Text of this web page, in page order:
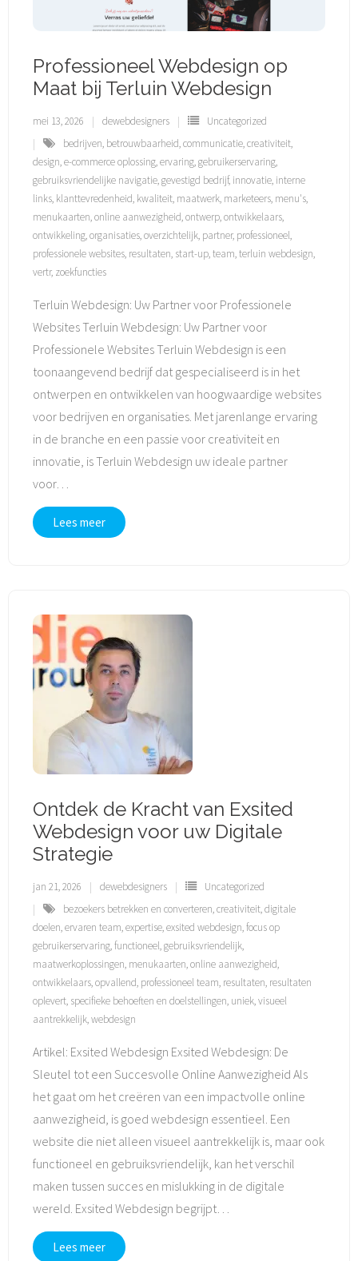
Professioneel Webdesign op
Maat bij Terluin Webdesign
mei 13, 2026 dewebdesigners
Uncategorized
bedrijven, betrouwbaarheid,communicatie,creativiteit,
design,e-commerce oplossing,ervaring,gebruikerservaring,
gebruiksvriendelijke navigatie,gevestigd bedrijf, innovatie, interne
links, klanttevredenheid, kwaliteit, maatwerk, marketeers, menu's,
menukaarten,online aanwezigheid,ontwerp,ontwikkelaars,
ontwikkeling,organisaties,overzichtelijk, partner, professioneel,
professionele websites, resultaten, start-up,team,terluin webdesign,
vertr, zoekfuncties
Terluin Webdesign: Uw Partner voor Professionele
Websites Terluin Webdesign: Uw Partner voor
Professionele Websites Terluin Webdesign is een
toonaangevend bedrijf dat gespecialiseerd is in het
ontwerpen en ontwikkelen van hoogwaardige websites
voor bedrijven en organisaties. Met jarenlange ervaring
in de branche en een passie voor creativiteit en
innovatie, is Terluin Webdesign uw ideale partner
voor…
Lees meer
Ontdek de Kracht van Exsited
Webdesign voor uw Digitale
Strategie
jan 21, 2026 dewebdesigners
Uncategorized
bezoekers betrekken en converteren,creativiteit,digitale
doelen,ervaren team,expertise,exsited webdesign,focus op
gebruikerservaring,functioneel,gebruiksvriendelijk,
maatwerkoplossingen, menukaarten,online aanwezigheid,
ontwikkelaars,opvallend, professioneel team, resultaten, resultaten
oplevert, specifieke behoeften en doelstellingen, uniek,visueel
aantrekkelijk,webdesign
Artikel: Exsited Webdesign Exsited Webdesign: De
Sleutel tot een Succesvolle Online Aanwezigheid Als
het gaat om het creëren van een impactvolle online
aanwezigheid, is goed webdesign essentieel. Een
website die niet alleen visueel aantrekkelijk is, maar ook
functioneel en gebruiksvriendelijk, kan het verschil
maken tussen succes en mislukking in de digitale
wereld. Exsited Webdesign begrijpt
Lees meer